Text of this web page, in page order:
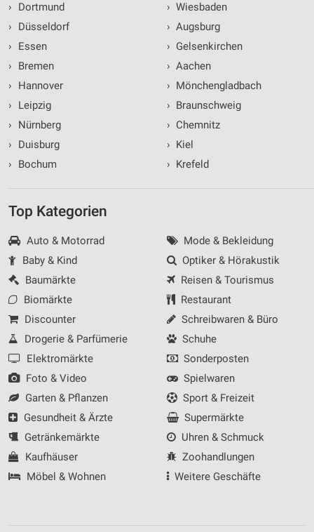
›
Dortmund
›
Düsseldorf
›
Essen
›
Bremen
›
Hannover
›
Leipzig
›
Nürnberg
›
Duisburg
›
Bochum
› Wiesbaden
› Augsburg
› Gelsenkirchen
› Aachen
› Mönchengladbach
› Braunschweig
› Chemnitz
› Kiel
› Krefeld
Top Kategorien
Auto & Motorrad
Baby & Kind
Baumärkte
Biomärkte
Discounter
Drogerie & Parfümerie
Elektromärkte
Foto & Video
Garten & Pflanzen
Gesundheit & Ärzte
Getränkemärkte
Kaufhäuser
Möbel & Wohnen
Mode & Bekleidung
Optiker & Hörakustik
Reisen & Tourismus
Restaurant
Schreibwaren & Büro
Schuhe
Sonderposten
Spielwaren
Sport & Freizeit
Supermärkte
Uhren & Schmuck
Zoohandlungen
Weitere Geschäfte
Verwendung reduzierter Daten zur Auswahl von
Werbeanzeigen
Erstellung von Profilen für personalisierte
Werbung
Verwendung von Profilen zur Auswahl
personalisierter Werbung
Erstellung von Profilen zur Personalisierung
von Inhalten
Messung der Werbeleistung
Messung der Performance von Inhalten
Kombinationen von Daten aus verschiedenen
Quellen
Entwicklung und Verbesserung der Angebote
Verwendung reduzierter Daten zur Auswahl von
Inhalten
Verwendung genauer Standortdaten
Geräte anhand von aktiv angeforderten
Informationen identifizieren
Nicht-IAB-Verarbeitungszwecke: